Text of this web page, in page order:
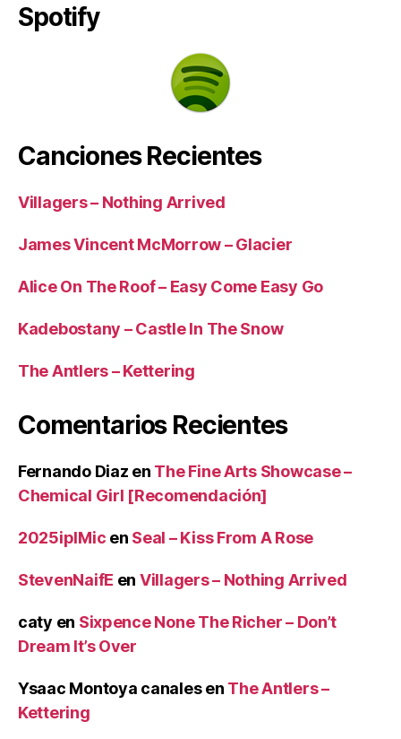
Spotify
Canciones Recientes
Villagers – Nothing Arrived
James Vincent McMorrow – Glacier
Alice On The Roof – Easy Come Easy Go
Kadebostany – Castle In The Snow
The Antlers – Kettering
Comentarios Recientes
Fernando Diaz en The Fine Arts Showcase –
Chemical Girl [Recomendación]
2025iplMic en Seal – Kiss From A Rose
StevenNaifE en Villagers – Nothing Arrived
caty en Sixpence None The Richer – Don’t
Dream It’s Over
Ysaac Montoya canalesen The Antlers –
Kettering